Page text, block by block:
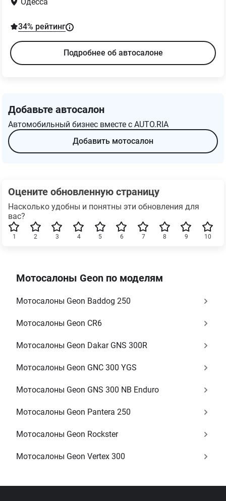
34% рейтинг
Подробнее об автосалоне
Добавьте автосалон
Автомобильный бизнес вместе с AUTO.RIA
Добавить мотосалон
Оцените обновленную страницу
Насколько удобны и понятны эти обновления для
вас?
10
9
8
7
6
5
4
3
2
1
Мотосалоны Geon по моделям
Мотосалоны Geon Baddog 250
Мотосалоны Geon CR6
Мотосалоны Geon Dakar GNS 300R
Мотосалоны Geon GNC 300 YGS
Мотосалоны Geon GNS 300 NB Enduro
Мотосалоны Geon Pantera 250
Мотосалоны Geon Rockster
Мотосалоны Geon Vertex 300